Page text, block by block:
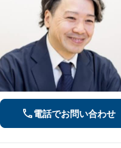
電話でお問い合わせ